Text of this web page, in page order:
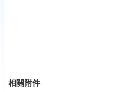
相關附件